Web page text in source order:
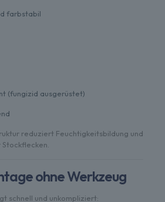
farbstabil
(fungizid ausgerüstet)
reduziert Feuchtigkeitsbildung und
ohne Werkzeug
schnell und unkompliziert: